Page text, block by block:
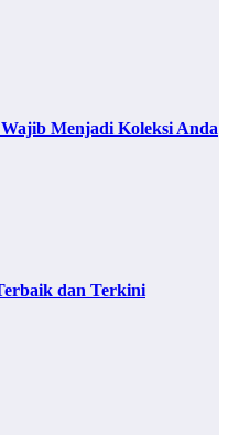
Menjadi Koleksi Anda
dan Terkini